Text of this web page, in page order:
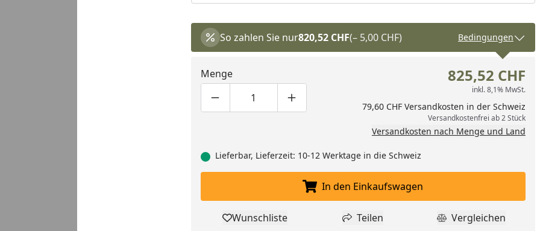
So zahlen Sie nur820,52 CHF(– 5,00 CHF) Bedingungen
Menge
Produktmenge um eins verringern
Produktmenge manuell eingeben
Produktmenge um eins erhöhen
825,52 CHF
inkl. 8,1% MwSt.
79,60 CHF Versandkosten in der Schweiz
Versandkostenfrei ab 2 Stück
Versandkosten nach Menge und Land
Lieferbar, Lieferzeit: 10-12 Werktage in die Schweiz
In den Einkaufswagen legen
In den Einkaufswagen
Produkt zur Wunschliste hinzufügen
Wunschliste Teilen
Teilen Produkt
Vergleichen